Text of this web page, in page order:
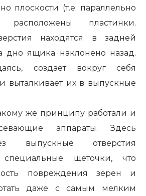
плоскости (т.е. параллельно
пластинки.
находятся в задней
дно ящика наклонено назад.
создает вокруг себя
выталкивает их в выпускные
же принципу работали и
аппараты. Здесь
выпускные отверстия
специальные щеточки, что
повреждения зерен и
даже с самым мелким